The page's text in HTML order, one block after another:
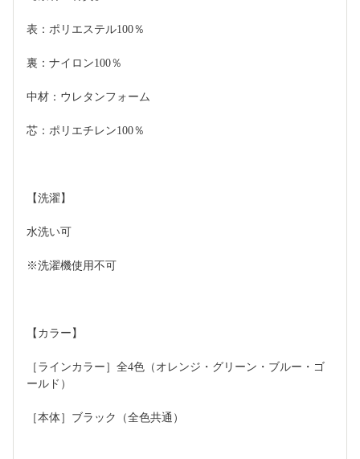
表：ポリエステル100％
裏：ナイロン100％
中材：ウレタンフォーム
芯：ポリエチレン100％
【洗濯】
水洗い可
※洗濯機使用不可
【カラー】
［ラインカラー］全4色（オレンジ・グリーン・ブルー・ゴ
ールド）
［本体］ブラック（全色共通）